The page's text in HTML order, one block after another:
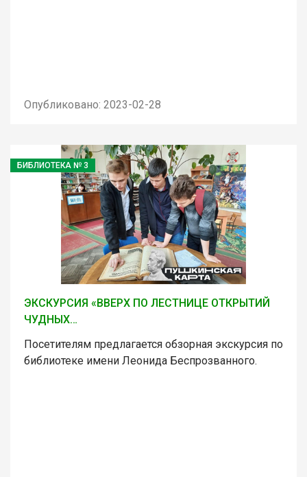
Опубликовано: 2023-02-28
БИБЛИОТЕКА № 3
ЭКСКУРСИЯ «ВВЕРХ ПО ЛЕСТНИЦЕ ОТКРЫТИЙ
ЧУДНЫХ…
Посетителям предлагается обзорная экскурсия по
библиотеке имени Леонида Беспрозванного.